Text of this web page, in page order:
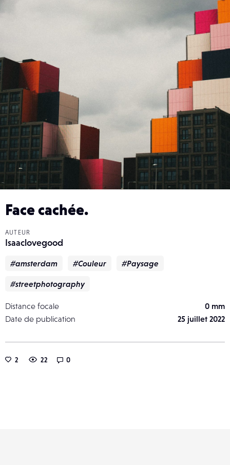
Face cachée.
AUTEUR
Isaaclovegood
#amsterdam #Couleur #Paysage
#streetphotography
Distance focale
0 mm
Date de publication
25 juillet 2022
2 22 0